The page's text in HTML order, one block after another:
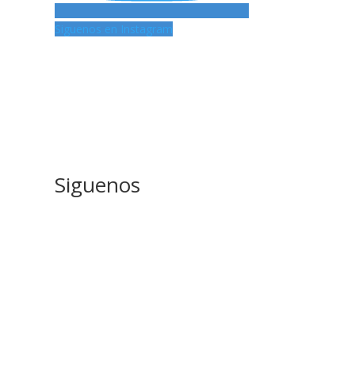
Siguenos en Instagram
Siguenos